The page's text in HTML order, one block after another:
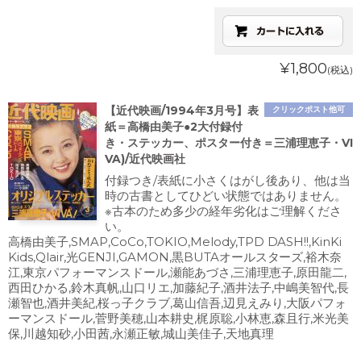
¥1,800(税込)
クリックポスト他可
【近代映画/1994年3月号】表
紙＝高橋由美子●2大付録付
き・ステッカー、ポスター付き＝三浦理恵子・VI
VA)/近代映画社
付録つき/表紙に小さくはがし後あり、他は当
時の古書としてひどい状態ではありません。
※古本のため多少の経年劣化はご理解くださ
い。
高橋由美子,SMAP,CoCo,TOKIO,Melody,TPD DASH!!,KinKi
Kids,Qlair,光GENJI,GAMON,黒BUTAオールスターズ,裕木奈
江,東京パフォーマンスドール,瀬能あづさ,三浦理恵子,原田龍二,
西田ひかる,鈴木真帆,山口リエ,加藤紀子,酒井法子,中嶋美智代,長
瀬智也,酒井美紀,桜っ子クラブ,葛山信吾,辺見えみり,大阪パフォ
ーマンスドール,菅野美穂,山本耕史,梶原聡,小林恵,森且行,米光美
保,川越知砂,小田茜,永瀬正敏,城山美佳子,天地真理